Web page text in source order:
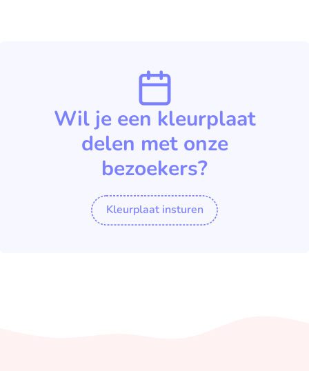
Wil je een kleurplaat
delen met onze
bezoekers?
Kleurplaat insturen